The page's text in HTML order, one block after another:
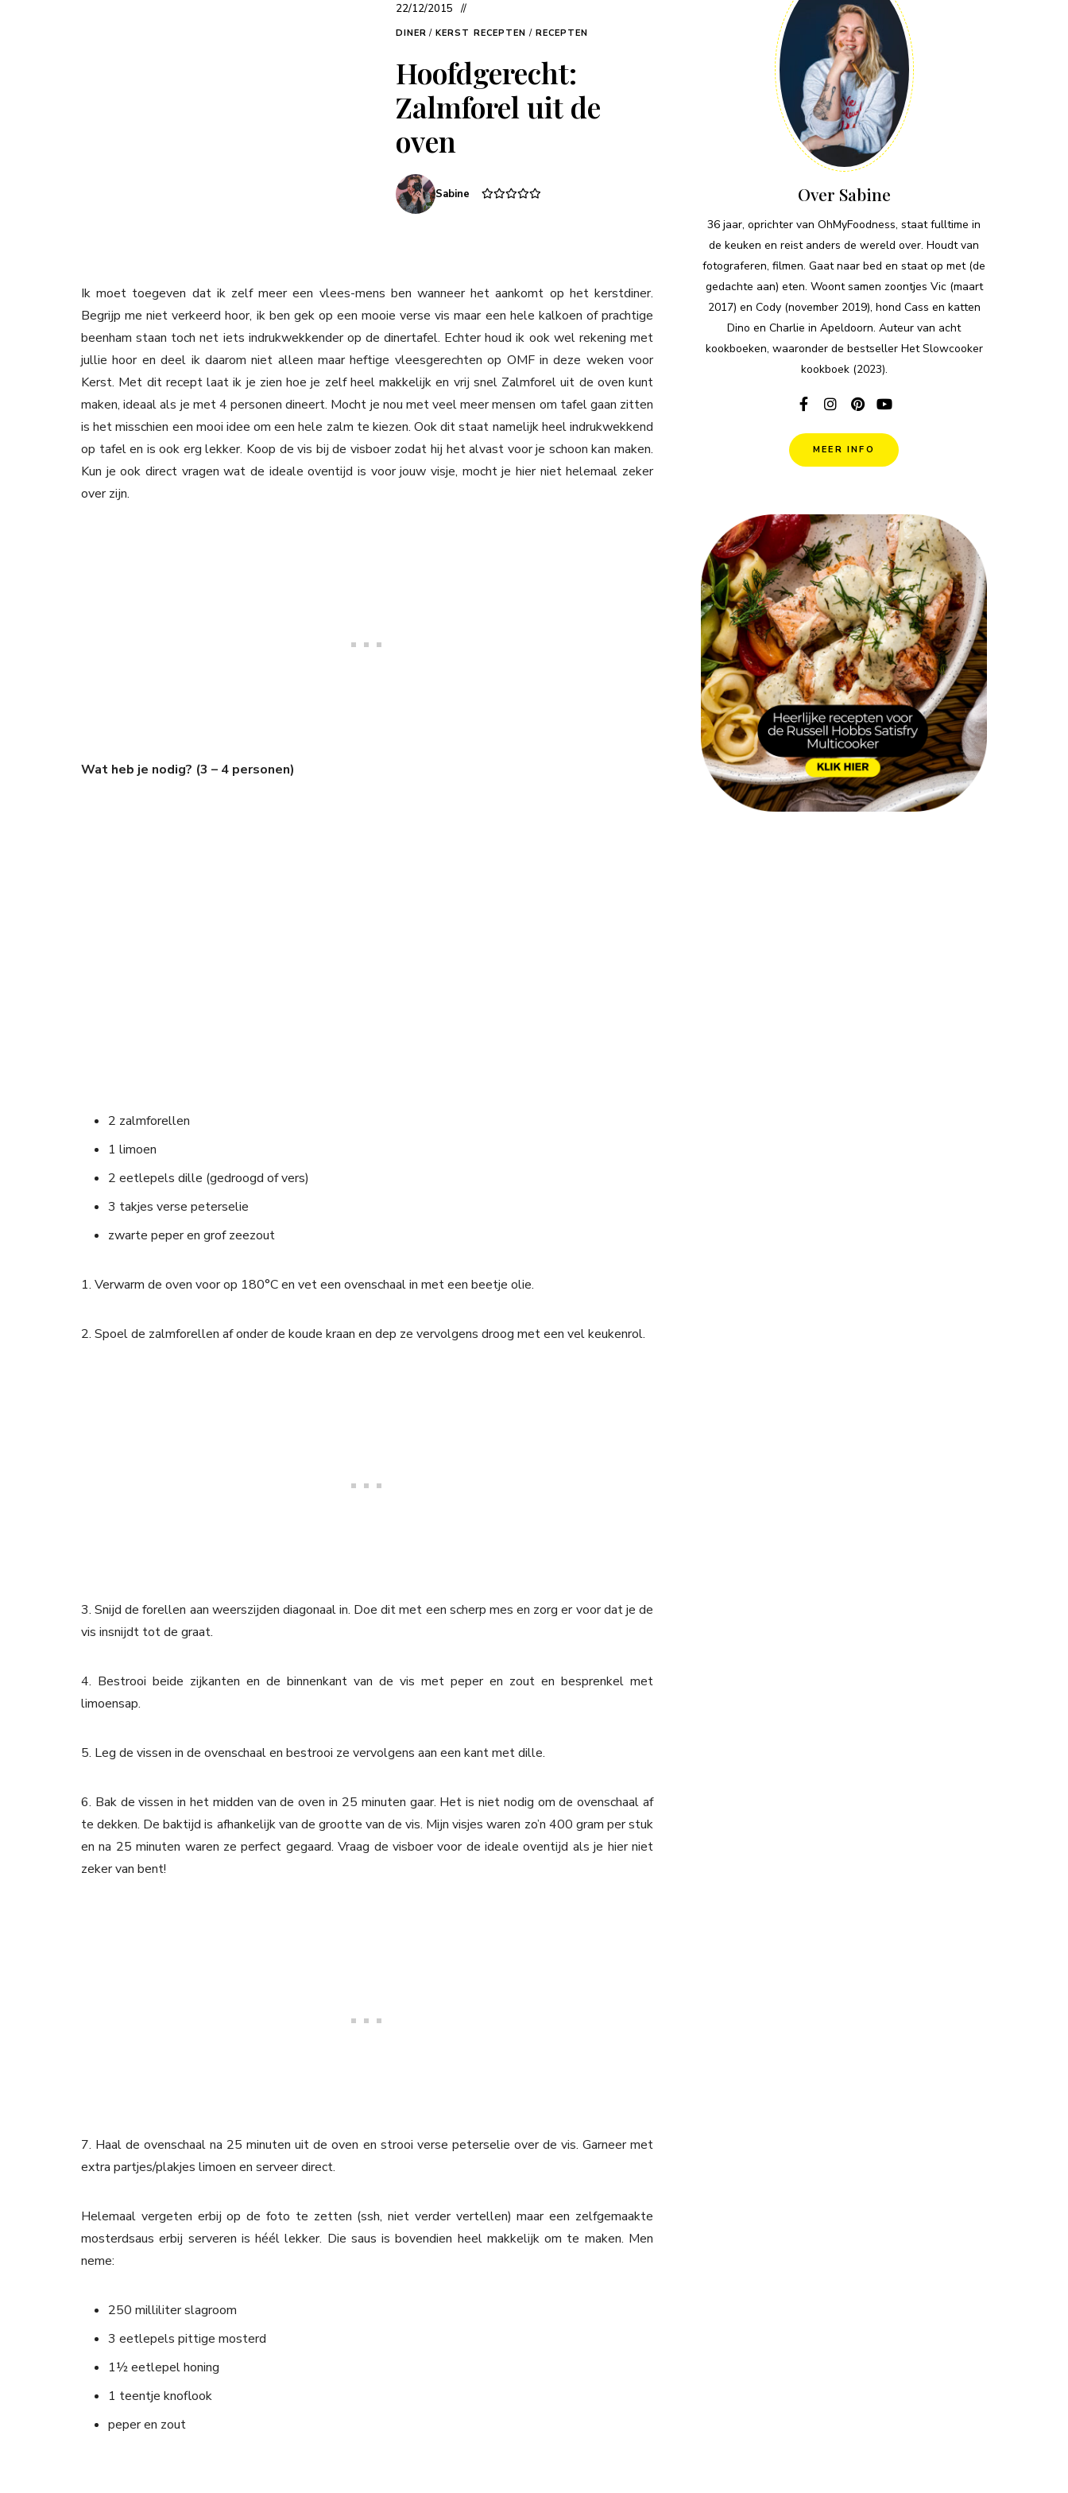
22/12/2015
DINER / KERST RECEPTEN / RECEPTEN
Hoofdgerecht:
Zalmforel uit de
oven
Sabine
Ik moet toegeven dat ik zelf meer een vlees-mens ben wanneer het aankomt op het kerstdiner.
Begrijp me niet verkeerd hoor, ik ben gek op een mooie verse vis maar een hele kalkoen of prachtige
beenham staan toch net iets indrukwekkender op de dinertafel. Echter houd ik ook wel rekening met
jullie hoor en deel ik daarom niet alleen maar heftige vleesgerechten op OMF in deze weken voor
Kerst. Met dit recept laat ik je zien hoe je zelf heel makkelijk en vrij snel Zalmforel uit de oven kunt
maken, ideaal als je met 4 personen dineert. Mocht je nou met veel meer mensen om tafel gaan zitten
is het misschien een mooi idee om een hele zalm te kiezen. Ook dit staat namelijk heel indrukwekkend
op tafel en is ook erg lekker. Koop de vis bij de visboer zodat hij het alvast voor je schoon kan maken.
Kun je ook direct vragen wat de ideale oventijd is voor jouw visje, mocht je hier niet helemaal zeker
over zijn.
Wat heb je nodig? (3 – 4 personen)
2 zalmforellen
1 limoen
2 eetlepels dille (gedroogd of vers)
3 takjes verse peterselie
zwarte peper en grof zeezout
1. Verwarm de oven voor op 180°C en vet een ovenschaal in met een beetje olie.
2. Spoel de zalmforellen af onder de koude kraan en dep ze vervolgens droog met een vel keukenrol.
3. Snijd de forellen aan weerszijden diagonaal in. Doe dit met een scherp mes en zorg er voor dat je de
vis insnijdt tot de graat.
4. Bestrooi beide zijkanten en de binnenkant van de vis met peper en zout en besprenkel met
limoensap.
5. Leg de vissen in de ovenschaal en bestrooi ze vervolgens aan een kant met dille.
6. Bak de vissen in het midden van de oven in 25 minuten gaar. Het is niet nodig om de ovenschaal af
te dekken. De baktijd is afhankelijk van de grootte van de vis. Mijn visjes waren zo’n 400 gram per stuk
en na 25 minuten waren ze perfect gegaard. Vraag de visboer voor de ideale oventijd als je hier niet
zeker van bent!
7. Haal de ovenschaal na 25 minuten uit de oven en strooi verse peterselie over de vis. Garneer met
extra partjes/plakjes limoen en serveer direct.
Helemaal vergeten erbij op de foto te zetten (ssh, niet verder vertellen) maar een zelfgemaakte
mosterdsaus erbij serveren is héél lekker. Die saus is bovendien heel makkelijk om te maken. Men
neme:
250 milliliter slagroom
3 eetlepels pittige mosterd
1½ eetlepel honing
1 teentje knoflook
peper en zout
Over Sabine
36 jaar, oprichter van OhMyFoodness, staat fulltime in
de keuken en reist anders de wereld over. Houdt van
fotograferen, filmen. Gaat naar bed en staat op met (de
gedachte aan) eten. Woont samen zoontjes Vic (maart
2017) en Cody (november 2019), hond Cass en katten
Dino en Charlie in Apeldoorn. Auteur van acht
kookboeken, waaronder de bestseller Het Slowcooker
kookboek (2023).
MEER INFO